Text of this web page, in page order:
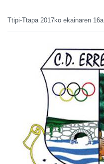
Ttipi-Ttapa 2017ko ekainaren 16a